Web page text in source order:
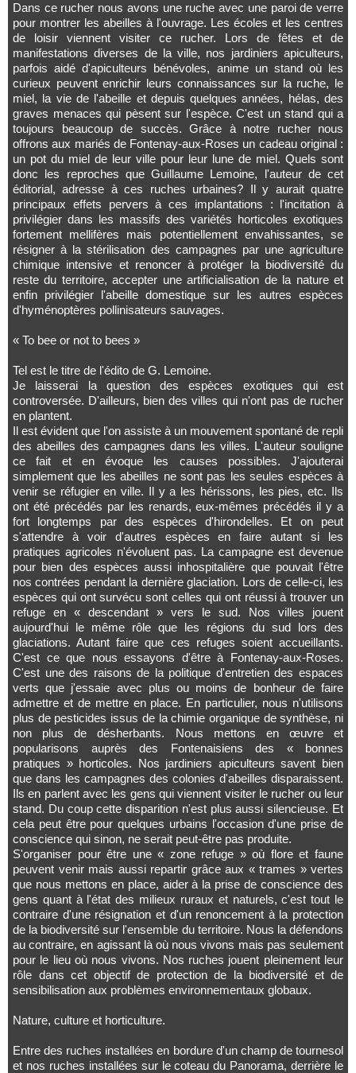
Dans ce rucher nous avons une ruche avec une paroi de verre
pour montrer les abeilles à l'ouvrage. Les écoles et les centres
de loisir viennent visiter ce rucher. Lors de fêtes et de
manifestations diverses de la ville, nos jardiniers apiculteurs,
parfois aidé d'apiculteurs bénévoles, anime un stand où les
curieux peuvent enrichir leurs connaissances sur la ruche, le
miel, la vie de l'abeille et depuis quelques années, hélas, des
graves menaces qui pèsent sur l'espèce. C'est un stand qui a
toujours beaucoup de succès. Grâce à notre rucher nous
offrons aux mariés de Fontenay-aux-Roses un cadeau original :
un pot du miel de leur ville pour leur lune de miel. Quels sont
donc les reproches que Guillaume Lemoine, l'auteur de cet
éditorial, adresse à ces ruches urbaines? Il y aurait quatre
principaux effets pervers à ces implantations : l'incitation à
privilégier dans les massifs des variétés horticoles exotiques
fortement mellifères mais potentiellement envahissantes, se
résigner à la stérilisation des campagnes par une agriculture
chimique intensive et renoncer à protéger la biodiversité du
reste du territoire, accepter une artificialisation de la nature et
enfin privilégier l'abeille domestique sur les autres espèces
d'hyménoptères pollinisateurs sauvages.
« To bee or not to bees »
Tel est le titre de l'édito de G. Lemoine.
Je laisserai la question des espèces exotiques qui est
controversée. D'ailleurs, bien des villes qui n'ont pas de rucher
en plantent.
Il est évident que l'on assiste à un mouvement spontané de repli
des abeilles des campagnes dans les villes. L'auteur souligne
ce fait et en évoque les causes possibles. J'ajouterai
simplement que les abeilles ne sont pas les seules espèces à
venir se réfugier en ville. Il y a les hérissons, les pies, etc. Ils
ont été précédés par les renards, eux-mêmes précédés il y a
fort longtemps par des espèces d'hirondelles. Et on peut
s'attendre à voir d'autres espèces en faire autant si les
pratiques agricoles n'évoluent pas. La campagne est devenue
pour bien des espèces aussi inhospitalière que pouvait l'être
nos contrées pendant la dernière glaciation. Lors de celle-ci, les
espèces qui ont survécu sont celles qui ont réussi à trouver un
refuge en « descendant » vers le sud. Nos villes jouent
aujourd'hui le même rôle que les régions du sud lors des
glaciations. Autant faire que ces refuges soient accueillants.
C'est ce que nous essayons d'être à Fontenay-aux-Roses.
C'est une des raisons de la politique d'entretien des espaces
verts que j'essaie avec plus ou moins de bonheur de faire
admettre et de mettre en place. En particulier, nous n'utilisons
plus de pesticides issus de la chimie organique de synthèse, ni
non plus de désherbants. Nous mettons en œuvre et
popularisons auprès des Fontenaisiens des « bonnes
pratiques » horticoles. Nos jardiniers apiculteurs savent bien
que dans les campagnes des colonies d'abeilles disparaissent.
Ils en parlent avec les gens qui viennent visiter le rucher ou leur
stand. Du coup cette disparition n'est plus aussi silencieuse. Et
cela peut être pour quelques urbains l'occasion d'une prise de
conscience qui sinon, ne serait peut-être pas produite.
S'organiser pour être une « zone refuge » où flore et faune
peuvent venir mais aussi repartir grâce aux « trames » vertes
que nous mettons en place, aider à la prise de conscience des
gens quant à l'état des milieux ruraux et naturels, c'est tout le
contraire d'une résignation et d'un renoncement à la protection
de la biodiversité sur l'ensemble du territoire. Nous la défendons
au contraire, en agissant là où nous vivons mais pas seulement
pour le lieu où nous vivons. Nos ruches jouent pleinement leur
rôle dans cet objectif de protection de la biodiversité et de
sensibilisation aux problèmes environnementaux globaux.
Nature, culture et horticulture.
Entre des ruches installées en bordure d'un champ de tournesol
et nos ruches installées sur le coteau du Panorama, derrière le